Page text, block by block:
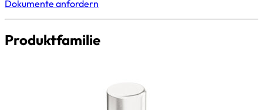
Dokumente anfordern
Produktfamilie